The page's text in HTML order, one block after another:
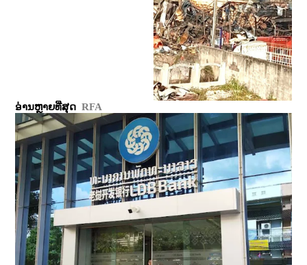
ອ່ານຫຼາຍທີ່ສຸດ RFA